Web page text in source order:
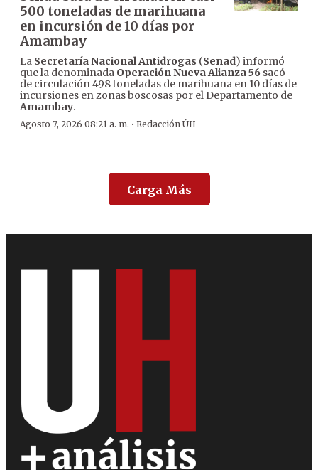
500 toneladas de marihuana
en incursión de 10 días por
Amambay
La Secretaría Nacional Antidrogas (Senad) informó
que la denominada Operación Nueva Alianza 56 sacó
de circulación 498 toneladas de marihuana en 10 días de
incursiones en zonas boscosas por el Departamento de
Amambay.
Agosto 7, 2026 08:21 a. m. · Redacción ÚH
Carga Más